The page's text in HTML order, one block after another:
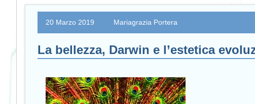
20 Marzo 2019 Mariagrazia Portera
La bellezza, Darwin e l’estetica